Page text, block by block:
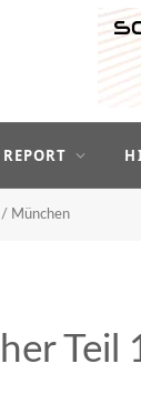
/ München
Teil